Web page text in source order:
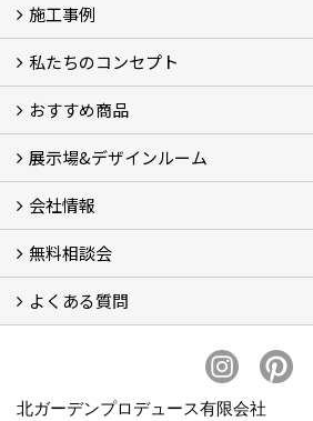
施工事例
施工事例
お客様の声 (46)
私たちのコンセプト
コンセプト
完成までの流れ
お庭のメンテナンスについて
おすすめ商品
オリジナル帆布のサイクルポート
NEW スマートサイクルポート
おしゃれな物置 (8)
門扉 (6)
ウッドフェンス (16)
アイアンの商品 (6)
ガーデニング雑貨 (3)
ガーデン書&ガーデンアート
こだわりのオリジナル商品 一覧
おすすめの植物 (29)
箱庭ガーデン
ポット苗
展示場&デザインルーム
展示場&デザインルーム
会社情報
会社概要
スタッフ紹介 (11)
ブログ
コラム
アクセス
求人募集
無料相談会
無料相談会
よくある質問
アフターサービス・アフターメンテナ
北ガーデンプロデュース有限会社